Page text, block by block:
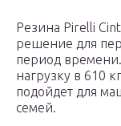
Резина Pirelli
решение для
период
нагрузку в 610
подойдет для
семей.